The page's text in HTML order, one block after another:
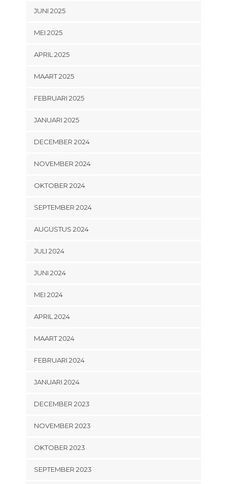
JUNI 2025
MEI 2025
APRIL 2025
MAART 2025
FEBRUARI 2025
JANUARI 2025
DECEMBER 2024
NOVEMBER 2024
OKTOBER 2024
SEPTEMBER 2024
AUGUSTUS 2024
JULI 2024
JUNI 2024
MEI 2024
APRIL 2024
MAART 2024
FEBRUARI 2024
JANUARI 2024
DECEMBER 2023
NOVEMBER 2023
OKTOBER 2023
SEPTEMBER 2023